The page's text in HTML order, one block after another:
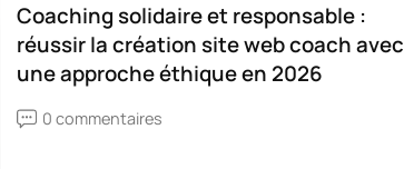
Coaching solidaire et responsable :
réussir la création site web coach avec
une approche éthique en 2026
0 commentaires